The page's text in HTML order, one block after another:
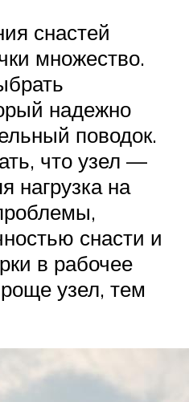
снастей
множество.
надежно
поводок.
что узел —
нагрузка на
снасти и
в рабочее
узел, тем